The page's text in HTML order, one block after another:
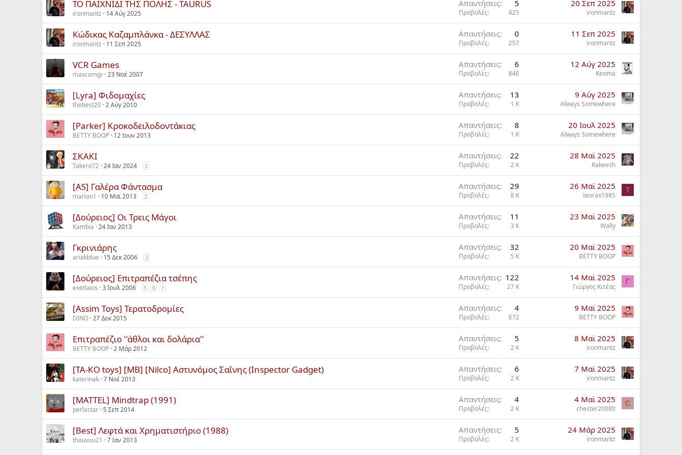
ΤΟ ΠΑΙΧΝΙΔΙ ΤΗΣ ΠΟΛΗΣ - TAURUS
ironmantz 14 Αύγ 2025
Απαντήσεις 5
Προβολές 425
20 Σεπ 2025
ironmantz
Κώδικας Καζαμπλάνκα - ΔΕΣΥΛΛΑΣ
ironmantz 11 Σεπ 2025
Απαντήσεις 0
Προβολές 257
11 Σεπ 2025
ironmantz
VCR Games
maxcomgr 23 Νοέ 2007
Απαντήσεις 6
Προβολές 846
12 Αύγ 2025
Keoma
[Lyra] Φιδομαχίες
thebest20 2 Αύγ 2010
Απαντήσεις 13
Προβολές 1 K
9 Αύγ 2025
Always Somewhere
[Parker] Κροκοδειλοδοντάκιας
BETTY BOOP 12 Ιουν 2013
Απαντήσεις 8
Προβολές 1 K
20 Ιουλ 2025
Always Somewhere
ΣΚΑΚΙ
Takero72 24 Ιαν 2024 2
Απαντήσεις 22
Προβολές 2 K
28 Mαϊ 2025
Rakeesh
[AS] Γαλέρα Φάντασμα
marion1 10 Mαϊ 2013 2
Απαντήσεις 29
Προβολές 8 K
26 Mαϊ 2025
teorax1985
T
[Δούρειος] Οι Τρεις Μάγοι
Kambia 24 Ιαν 2013
Απαντήσεις 11
Προβολές 3 K
23 Mαϊ 2025
Wally
Γκρινιάρης
ariakblue 15 Δεκ 2006 2
Απαντήσεις 32
Προβολές 5 K
20 Mαϊ 2025
BETTY BOOP
[Δούρειος] Επιτραπέζια τσέπης
exetlaios 3 Ιουλ 2006 5 6 7
Απαντήσεις 122
Προβολές 27 K
14 Mαϊ 2025
Γιώργος Κιτέας
Γ
[Assim Toys] Τερατοδρομίες
DINO 27 Δεκ 2015
Απαντήσεις 4
Προβολές 872
9 Mαϊ 2025
BETTY BOOP
Επιτραπέζιο ''άθλοι και δολάρια''
BETTY BOOP 2 Μάρ 2012
Απαντήσεις 5
Προβολές 2 K
8 Mαϊ 2025
ironmantz
[TA-KO toys] [MB] [Nilco] Αστυνόμος Σαΐνης (Inspector Gadget)
katerinak 7 Νοέ 2013
Απαντήσεις 6
Προβολές 2 K
7 Mαϊ 2025
ironmantz
[MATTEL] Mindtrap (1991)
perlastar 5 Σεπ 2014
Απαντήσεις 4
Προβολές 2 K
4 Mαϊ 2025
chester20080
C
[Best] Λεφτά και Χρηματιστήριο (1988)
thouvou21 7 Ιαν 2013
Απαντήσεις 5
Προβολές 2 K
24 Μάρ 2025
ironmantz